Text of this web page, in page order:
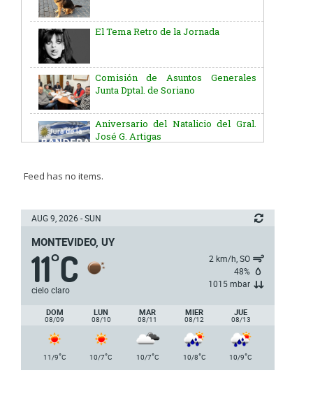
El Tema Retro de la Jornada
Comisión de Asuntos Generales
Junta Dptal. de Soriano
Aniversario del Natalicio del Gral.
José G. Artigas
Junta Dptal. de Soriano
5ª y 6ª fecha de los campeonatos
nacionales de AUVO
Plan de Regularización de Adeudos
Feed has no items.
AUG 9, 2026 - SUN
MONTEVIDEO, UY
11°C
cielo claro
2 km/h, SO
48%
1015 mbar
DOM
08/09
LUN
08/10
MAR
08/11
MIER
08/12
JUE
08/13
11/9°C 10/7°C 10/7°C 10/8°C 10/9°C